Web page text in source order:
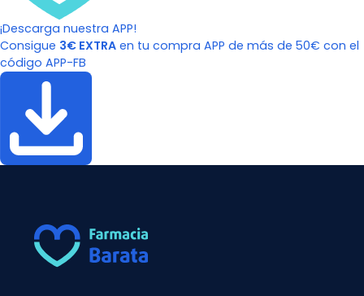
¡Descarga nuestra APP!
Consigue 3€ EXTRA en tu compra APP de más de 50€ con el
código APP-FB